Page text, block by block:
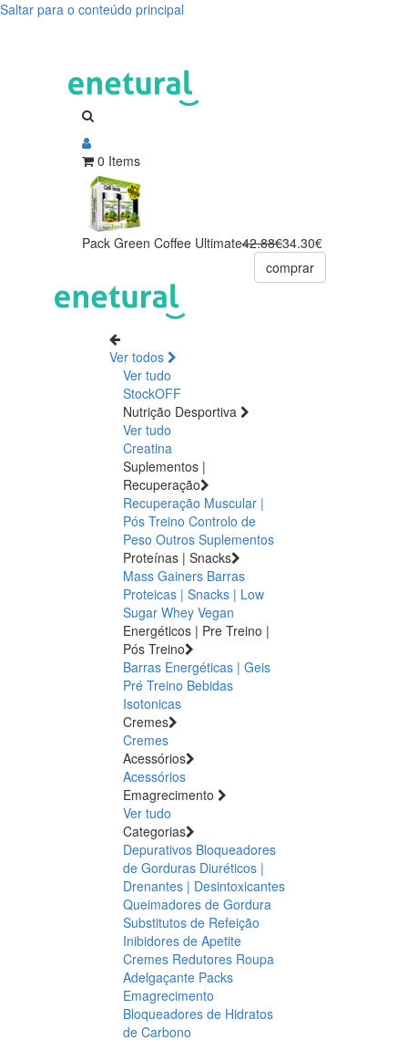
Saltar para o conteúdo principal
0 Items
Pack Green Coffee Ultimate42.88€34.30€
comprar
Ver todos
Ver tudo
StockOFF
Nutrição Desportiva
Ver tudo
Creatina
Suplementos |
Recuperação
Recuperação Muscular |
Pós Treino Controlo de
Peso Outros Suplementos
Proteínas | Snacks
Mass Gainers Barras
Proteicas | Snacks | Low
Sugar Whey Vegan
Energéticos | Pre Treino |
Pós Treino
Barras Energéticas | Geis
Pré Treino Bebidas
Isotonicas
Cremes
Cremes
Acessórios
Acessórios
Emagrecimento
Ver tudo
Categorias
Depurativos Bloqueadores
de Gorduras Diuréticos |
Drenantes | Desintoxicantes
Queimadores de Gordura
Substitutos de Refeição
Inibidores de Apetite
Cremes Redutores Roupa
Adelgaçante Packs
Emagrecimento
Bloqueadores de Hidratos
de Carbono